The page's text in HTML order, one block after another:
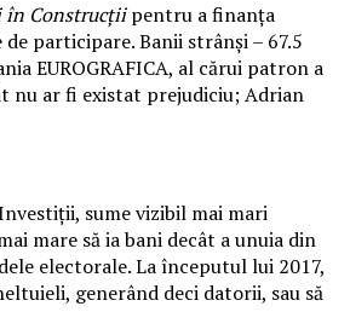
în Construcțiipentru a finanța
participare. Banii strânși – 67.5
EUROGRAFICA, al cărui patron a
nu ar fi existat prejudiciu; Adrian
sume vizibil mai mari
mare să ia bani decât a unuia din
electorale. La începutul lui 2017,
generând deci datorii, sau să